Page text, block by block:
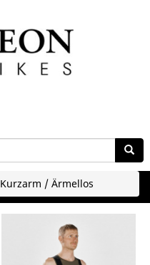
Kurzarm / Ärmellos